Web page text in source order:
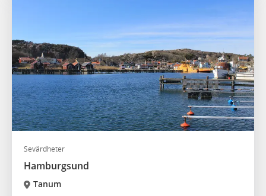
Sevärdheter
Hamburgsund
Tanum